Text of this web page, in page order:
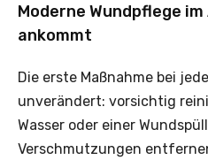
Moderne Wundpflege
ankommt
Die erste Maßnahme bei
unverändert: vorsichtig
Wasser oder einer
Verschmutzungen